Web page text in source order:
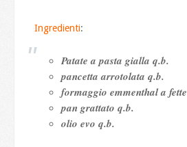
Ingredienti:
Patate a pasta gialla q.b.
pancetta arrotolata q.b.
formaggio emmenthal a fette
pan grattato q.b.
olio evo q.b.